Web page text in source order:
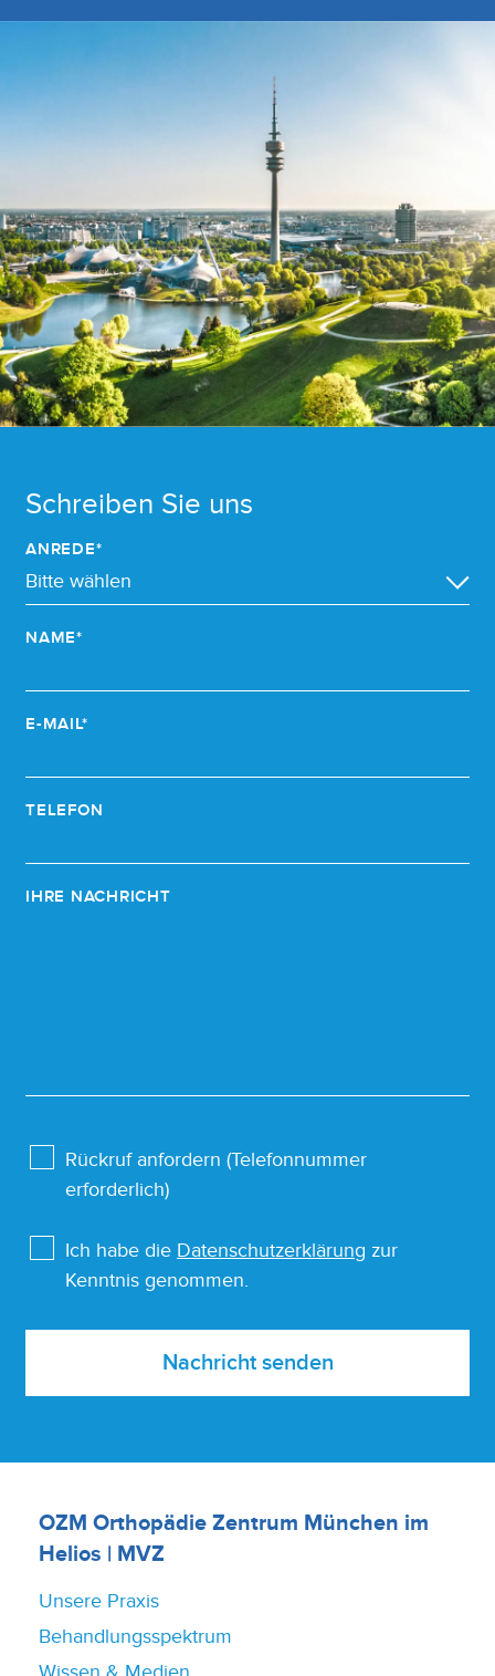
Schreiben Sie uns
ANREDE*
NAME*
E-MAIL*
TELEFON
IHRE NACHRICHT
Rückruf anfordern (Telefonnummer
erforderlich)
Ich habe die Datenschutzerklärung zur
Kenntnis genommen.
Nachricht senden
OZM Orthopädie Zentrum München im
Helios | MVZ
Unsere Praxis
Behandlungsspektrum